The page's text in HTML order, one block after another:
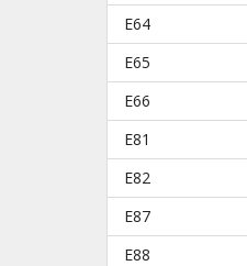
E64
E65
E66
E81
E82
E87
E88